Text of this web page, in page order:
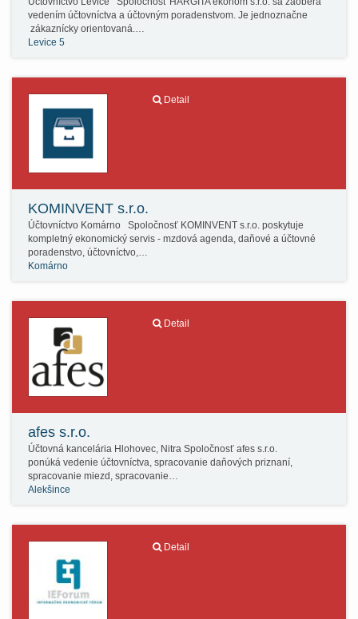
vedením účtovníctva a účtovným poradenstvom. Je jednoznačne
zákaznícky orientovaná.…
Levice 5
Detail
KOMINVENT s.r.o.
Účtovníctvo Komárno Spoločnosť KOMINVENT s.r.o. poskytuje
kompletný ekonomický servis - mzdová agenda, daňové a účtovné
poradenstvo, účtovníctvo,…
Komárno
Detail
afes s.r.o.
Účtovná kancelária Hlohovec, Nitra Spoločnosť afes s.r.o.
ponúká vedenie účtovníctva, spracovanie daňových priznaní,
spracovanie miezd, spracovanie…
Alekšince
Detail